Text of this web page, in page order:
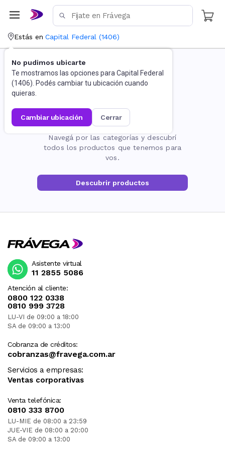
Estás en Capital Federal (1406)
No pudimos ubicarte
Te mostramos las opciones para Capital Federal
(1406). Podés cambiar tu ubicación cuando
quieras.
cambiar ubicación cerrar
La página no existe
Navegá por las categorías y descubrí
todos los productos que tenemos para
vos.
Descubrir productos
Atención al cliente:
0800 122 0338
0810 999 3728
LU-VI de 09:00 a 18:00
SA de 09:00 a 13:00
Cobranza de créditos:
cobranzas@fravega.com.ar
Servicios a empresas:
Ventas corporativas
Venta telefónica:
0810 333 8700
LU-MIE de 08:00 a 23:59
JUE-VIE de 08:00 a 20:00
SA de 09:00 a 13:00
Asistente virtual
11 2855 5086